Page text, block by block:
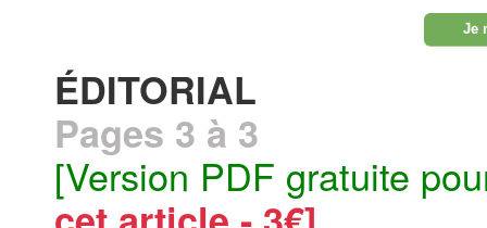
Je
ÉDITORIAL
Pages 3 à 3
[Version PDF gratuite